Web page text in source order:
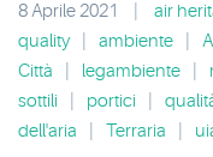
8 Aprile 2021 air
quality
ambiente
Città
legambiente
sottili
portici
dell'aria
Terraria